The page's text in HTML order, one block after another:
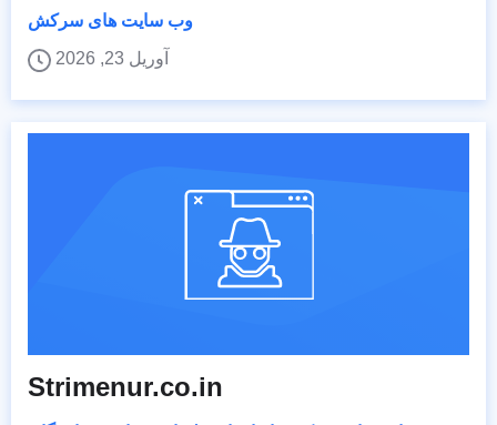
وب سایت های سرکش
آوریل 23, 2026
Strimenur.co.in